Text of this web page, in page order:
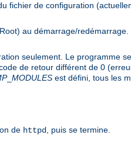
fichier de configuration
au démarrage/redémarrage.
seulement. Le programme
de retour différent de 0
_ MODULES est défini, tous les
de httpd
, puis se termine.